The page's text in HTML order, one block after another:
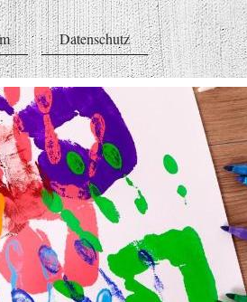
Datenschutz